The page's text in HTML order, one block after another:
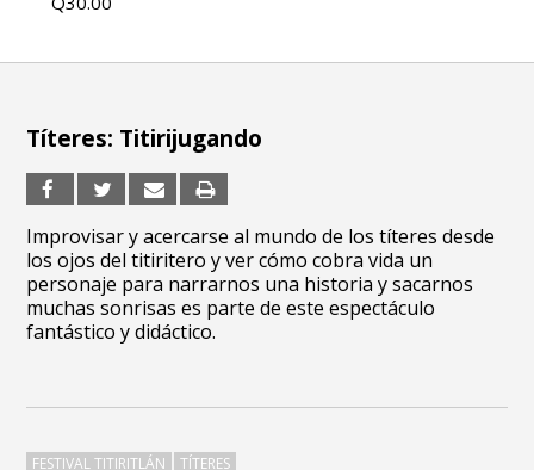
Títeres: Titirijugando
Improvisar y acercarse al mundo de los títeres desde
los ojos del titiritero y ver cómo cobra vida un
personaje para narrarnos una historia y sacarnos
muchas sonrisas es parte de este espectáculo
fantástico y didáctico.
FESTIVAL TITIRITLÁN TÍTERES